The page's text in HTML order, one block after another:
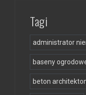
Tagi
administrator
baseny
beton